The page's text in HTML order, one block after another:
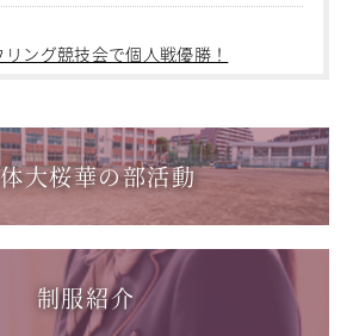
いさつ＋ひと言運動
バスケットボール大会 サンアリーナせ
ング競技会で個人戦優勝！
コース キャンプ実習を実施しまし
技大会」に出場しました。
Cup 2026」に出場しました。
大桜華の部活動
制服紹介